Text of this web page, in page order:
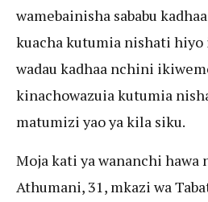
wamebainisha sababu
kuacha kutumia nishati hiyo
wadau kadhaa nchini
kinachowazuia kutumia
matumizi yao ya kila siku.
Moja kati ya wananchi hawa
Athumani, 31, mkazi wa